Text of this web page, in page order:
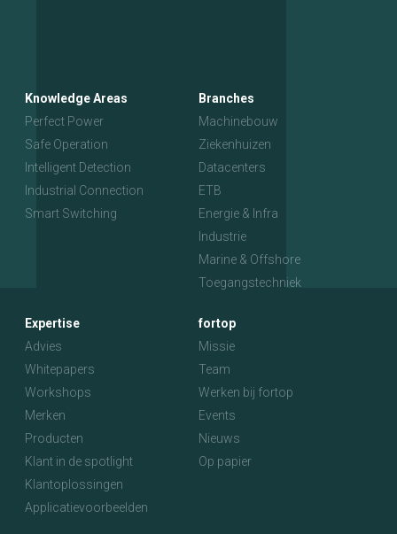
Knowledge Areas
Perfect Power
Safe Operation
Intelligent Detection
Industrial Connection
Smart Switching
Branches
Machinebouw
Ziekenhuizen
Datacenters
ETB
Energie & Infra
Industrie
Marine & Offshore
Toegangstechniek
Expertise
Advies
Whitepapers
Workshops
Merken
Producten
Klant in de spotlight
Klantoplossingen
Applicatievoorbeelden
fortop
Missie
Team
Werken bij fortop
Events
Nieuws
Op papier